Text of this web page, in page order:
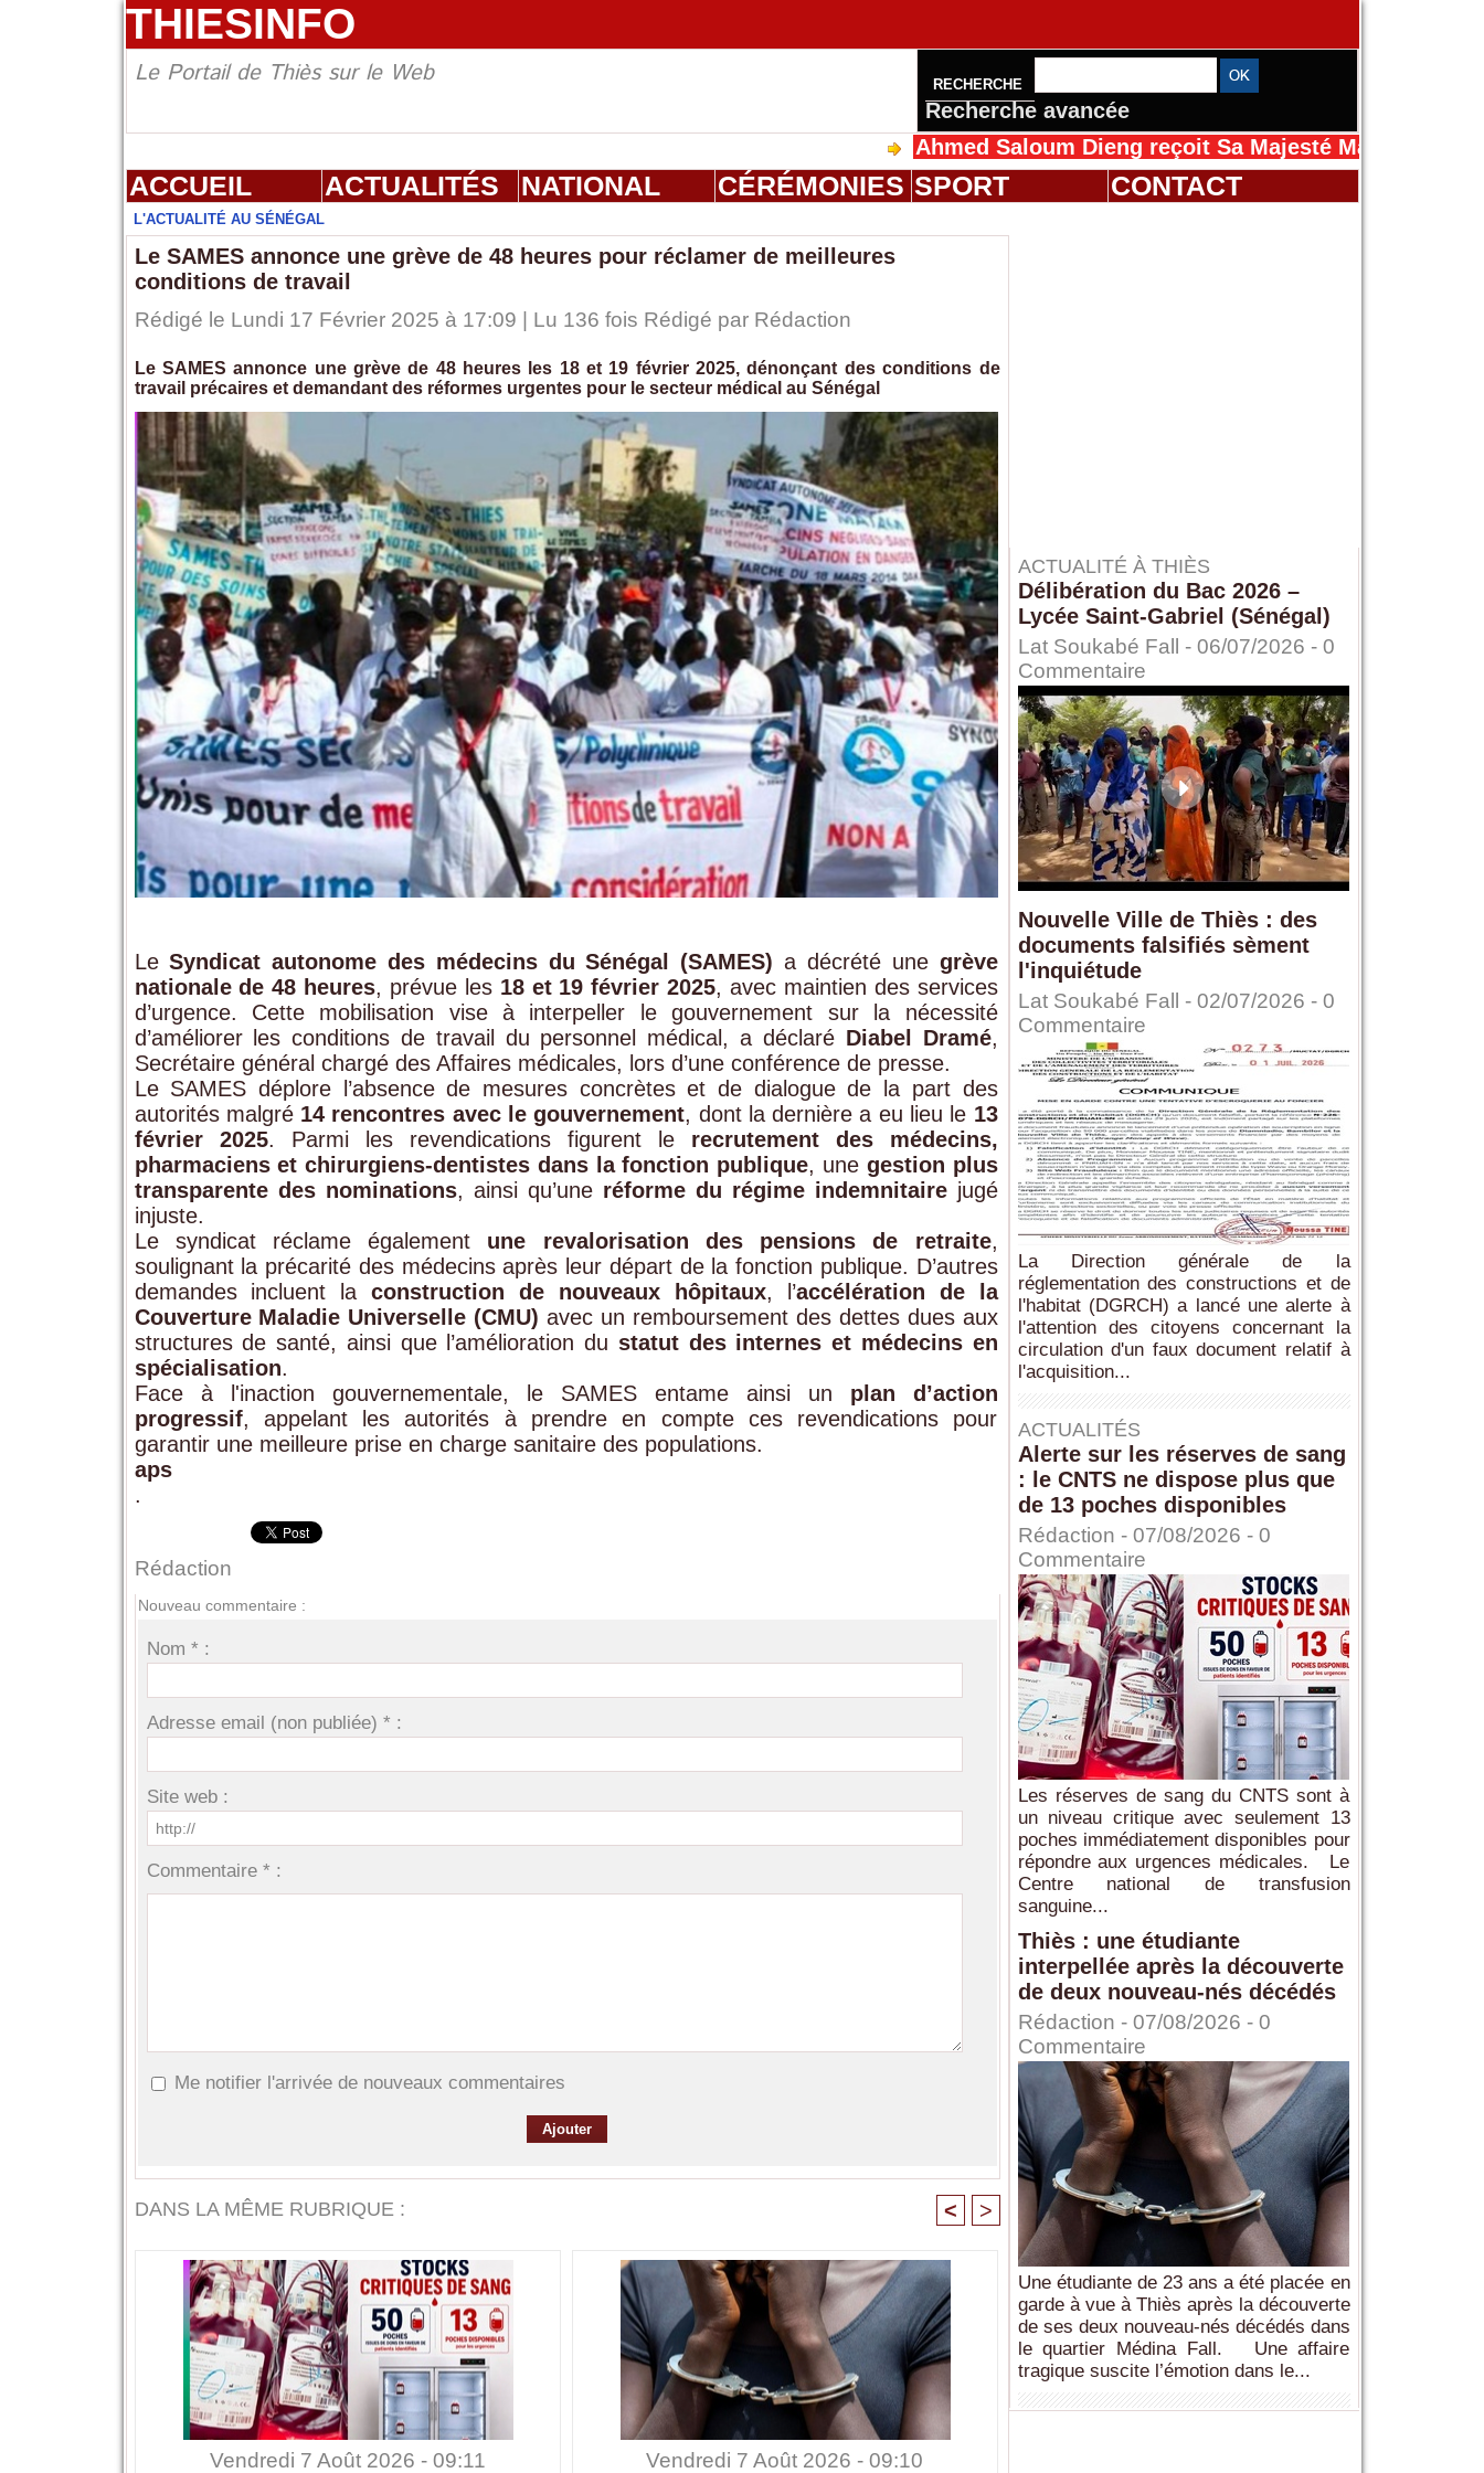
THIESINFO
Le Portail de Thiès sur le Web RECHERCHE
Recherche avancée
Ahmed Saloum Dieng reçoit Sa Majesté Mansah Cissé au
ACCUEIL ACTUALITÉS NATIONAL CÉRÉMONIES SPORT CONTACT
L'ACTUALITÉ AU SÉNÉGAL
Le SAMES annonce une grève de 48 heures pour réclamer de meilleures
conditions de travail
Rédigé le Lundi 17 Février 2025 à 17:09 | Lu 136 fois Rédigé par Rédaction
Le SAMES annonce une grève de 48 heures les 18 et 19 février 2025, dénonçant des conditions de
travail précaires et demandant des réformes urgentes pour le secteur médical au Sénégal
LeSyndicat autonome des médecins du Sénégal (SAMES) a décrété une grève
nationale de 48 heures, prévue les 18 et 19 février 2025, avec maintien des services
d’urgence. Cette mobilisation vise à interpeller le gouvernement sur la nécessité
d’améliorer les conditions de travail du personnel médical, a déclaré Diabel Dramé,
Secrétaire général chargé des Affaires médicales, lors d’une conférence de presse.
Le SAMES déplore l’absence de mesures concrètes et de dialogue de la part des
autorités malgré 14 rencontres avec le gouvernement, dont la dernière a eu lieu le 13
février 2025. Parmi les revendications figurent le recrutement des médecins,
pharmaciens et chirurgiens-dentistes dans la fonction publique, une gestion plus
transparente des nominations, ainsi qu’une réforme du régime indemnitairejugé
injuste.
Le syndicat réclame également une revalorisation des pensions de retraite,
soulignant la précarité des médecins après leur départ de la fonction publique. D’autres
demandes incluent laconstruction de nouveaux hôpitaux, l’accélération de la
Couverture Maladie Universelle (CMU) avec un remboursement des dettes dues aux
structures de santé, ainsi que l’amélioration du statut des internes et médecins en
spécialisation.
Face à l'inaction gouvernementale, le SAMES entame ainsi un plan d’action
progressif, appelant les autorités à prendre en compte ces revendications pour
garantir une meilleure prise en charge sanitaire des populations.
aps
.
Rédaction
Nouveau commentaire :
Nom * :
Adresse email (non publiée) * :
Site web :
Commentaire * :
Me notifier l'arrivée de nouveaux commentaires
DANS LA MÊME RUBRIQUE : < >
Vendredi 7 Août 2026 - 09:11 Vendredi 7 Août 2026 - 09:10
ACTUALITÉ À THIÈS
Délibération du Bac 2026 –
Lycée Saint-Gabriel (Sénégal)
Lat Soukabé Fall - 06/07/2026 - 0
Commentaire
Nouvelle Ville de Thiès : des
documents falsifiés sèment
l'inquiétude
Lat Soukabé Fall - 02/07/2026 - 0
Commentaire
La Direction générale de la
réglementation des constructions et de
l'habitat (DGRCH) a lancé une alerte à
l'attention des citoyens concernant la
circulation d'un faux document relatif à
l'acquisition...
ACTUALITÉS
Alerte sur les réserves de sang
: le CNTS ne dispose plus que
de 13 poches disponibles
Rédaction - 07/08/2026 - 0
Commentaire
Les réserves de sang du CNTS sont à
un niveau critique avec seulement 13
poches immédiatement disponibles pour
répondre aux urgences médicales. Le
Centre national de transfusion
sanguine...
Thiès : une étudiante
interpellée après la découverte
de deux nouveau-nés décédés
Rédaction - 07/08/2026 - 0
Commentaire
Une étudiante de 23 ans a été placée en
garde à vue à Thiès après la découverte
de ses deux nouveau-nés décédés dans
le quartier Médina Fall. Une affaire
tragique suscite l’émotion dans le...